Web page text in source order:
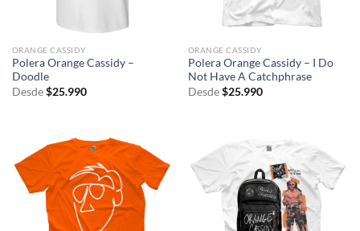
ORANGE CASSIDY
Polera Orange Cassidy –
Doodle
Desde $25.990
ORANGE CASSIDY
Polera Orange Cassidy – I Do
Not Have A Catchphrase
Desde $25.990